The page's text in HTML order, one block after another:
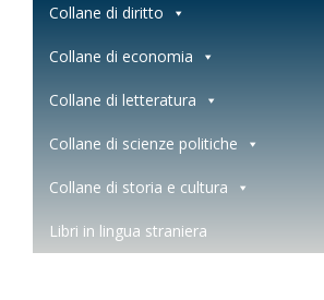
Collane di diritto
Collane di economia
Collane di letteratura
Collane di scienze politiche
Collane di storia e cultura
Libri in lingua straniera